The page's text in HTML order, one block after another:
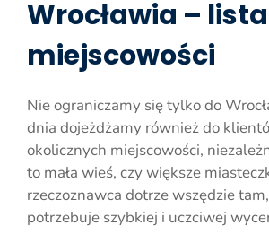
Wrocławia – lista
miejscowości
Nie ograniczamy się tylko do
dnia dojeżdżamy również do
okolicznych miejscowości,
to mała wieś, czy większe
rzeczoznawca dotrze wszędzie
potrzebuje szybkiej i uczciwej